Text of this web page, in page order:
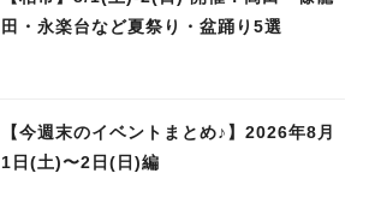
田・永楽台など夏祭り・盆踊り5選
【今週末のイベントまとめ♪】2026年8月
1日(土)〜2日(日)編